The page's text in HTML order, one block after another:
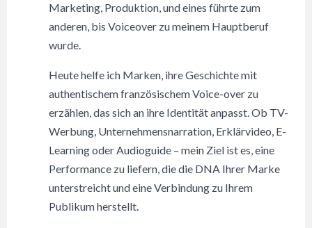
Marketing, Produktion, und eines führte zum
anderen, bis Voiceover zu meinem Hauptberuf
wurde.
Heute helfe ich Marken, ihre Geschichte mit
authentischem französischem Voice-over zu
erzählen, das sich an ihre Identität anpasst. Ob TV-
Werbung, Unternehmensnarration, Erklärvideo, E-
Learning oder Audioguide – mein Ziel ist es, eine
Performance zu liefern, die die DNA Ihrer Marke
unterstreicht und eine Verbindung zu Ihrem
Publikum herstellt.